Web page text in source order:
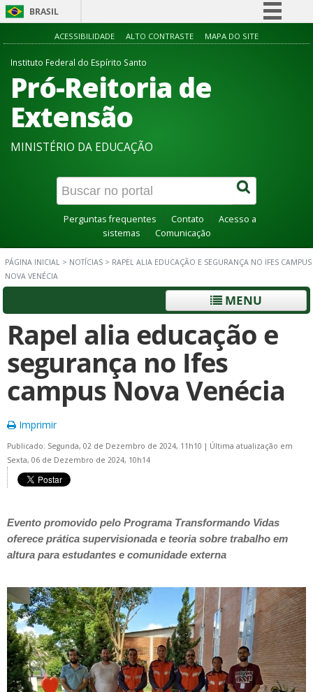
BRASIL
Simplifique!
Acesso à informação
ACESSIBILIDADE ALTO CONTRASTE MAPA DO SITE
Instituto Federal do Espírito Santo
Pró-Reitoria de
Extensão
MINISTÉRIO DA EDUCAÇÃO
Perguntas frequentes Contato
Acesso a
sistemas
Comunicação
PÁGINA INICIAL > NOTÍCIAS > RAPEL ALIA EDUCAÇÃO E SEGURANÇA NO IFES CAMPUS
NOVA VENÉCIA
MENU
Rapel alia educação e
segurança no Ifes
campus Nova Venécia
Imprimir
Publicado: Segunda, 02 de Dezembro de 2024, 11h10 | Última atualização em
Sexta, 06 de Dezembro de 2024, 10h14
Evento promovido pelo Programa Transformando Vidas
oferece prática supervisionada e teoria sobre trabalho em
altura para estudantes e comunidade externa